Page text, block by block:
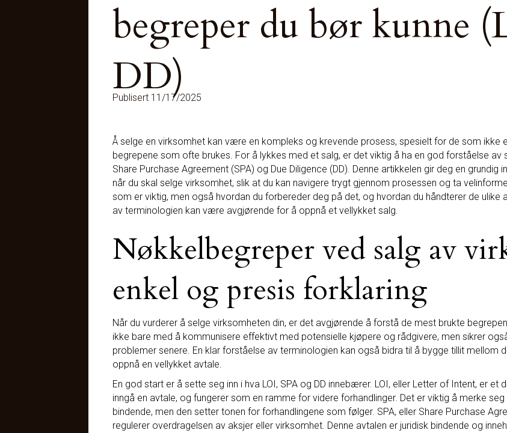
begreper du bør kunne
DD)
Publisert 11/17/2025
Å selge en virksomhet kan være en kompleks og krevende prosess, spesielt for de som ikke
begrepene som ofte brukes. For å lykkes med et salg, er det viktig å ha en god forståelse av
Share Purchase Agreement (SPA) og Due Diligence (DD). Denne artikkelen gir deg en grundig
når du skal selge virksomhet, slik at du kan navigere trygt gjennom prosessen og ta
som er viktig, men også hvordan du forbereder deg på det, og hvordan du håndterer de
av terminologien kan være avgjørende for å oppnå et vellykket salg.
Nøkkelbegreper ved salg av
enkel og presis forklaring
Når du vurderer å selge virksomheten din, er det avgjørende å forstå de mest brukte
ikke bare med å kommunisere effektivt med potensielle kjøpere og rådgivere, men sikrer
problemer senere. En klar forståelse av terminologien kan også bidra til å bygge tillit mellom
oppnå en vellykket avtale.
En god start er å sette seg inn i hva LOI, SPA og DD innebærer. LOI, eller Letter of Intent, er
inngå en avtale, og fungerer som en ramme for videre forhandlinger. Det er viktig å merke
bindende, men den setter tonen for forhandlingene som følger. SPA, eller Share Purchase
regulerer overdragelsen av aksjer eller virksomhet. Denne avtalen er juridisk bindende og